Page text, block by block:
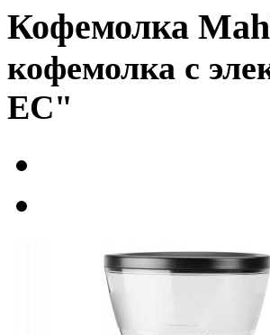
Кофемолка
кофемолка с
ЕС"